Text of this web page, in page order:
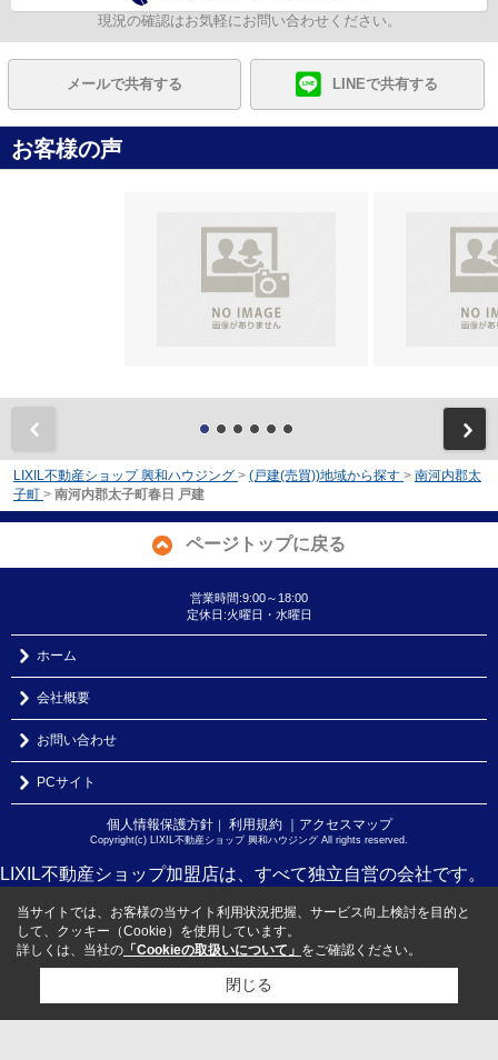
現況の確認はお気軽にお問い合わせください。
メールで共有する LINEで共有する
お客様の声
LIXIL不動産ショップ 興和ハウジング > (戸建(売買))地域から探す > 南河内郡太
子町 > 南河内郡太子町春日 戸建
ページトップに戻る
営業時間:9:00～18:00
定休日:火曜日・水曜日
ホーム
会社概要
お問い合わせ
PCサイト
個人情報保護方針｜ 利用規約 ｜アクセスマップ
Copyright(c) LIXIL不動産ショップ 興和ハウジング All rights reserved.
LIXIL不動産ショップ加盟店は、すべて独立自営の会社です。
当サイトでは、お客様の当サイト利用状況把握、サービス向上検討を目的と
して、クッキー（Cookie）を使用しています。
詳しくは、当社の 「Cookieの取扱いについて」 をご確認ください。
閉じる